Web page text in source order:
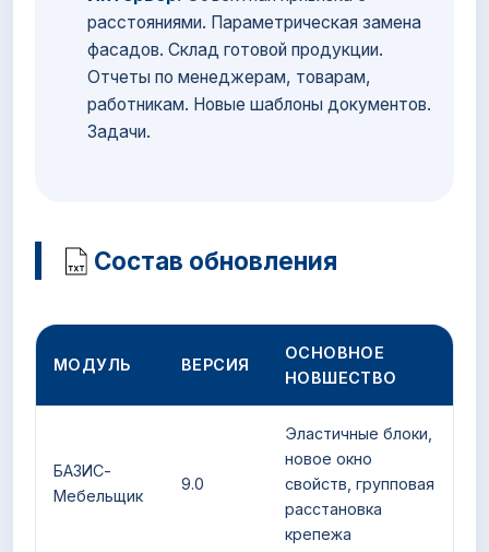
расстояниями. Параметрическая замена
фасадов. Склад готовой продукции.
Отчеты по менеджерам, товарам,
работникам. Новые шаблоны документов.
Задачи.
Состав обновления
МОДУЛЬ ВЕРСИЯ
ОСНОВНОЕ
НОВШЕСТВО
БАЗИС-
Мебельщик
9.0
Эластичные блоки,
новое окно
свойств, групповая
расстановка
крепежа